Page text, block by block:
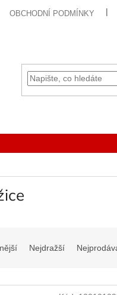
OBCHODNÍ PODMÍNKY
Nejdražší